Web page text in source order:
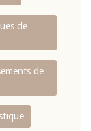
de
de